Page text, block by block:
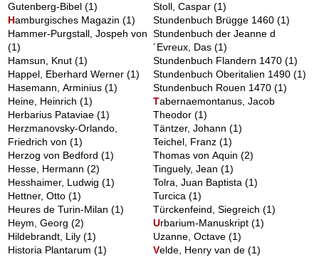
Gutenberg-Bibel(1)
Hamburgisches Magazin(1)
Hammer-Purgstall, Jospeh von
(1)
Hamsun, Knut(1)
Happel, Eberhard Werner(1)
Hasemann, Arminius(1)
Heine, Heinrich(1)
Herbarius Pataviae(1)
Herzmanovsky-Orlando,
Friedrich von(1)
Herzog von Bedford(1)
Hesse, Hermann(2)
Hesshaimer, Ludwig(1)
Hettner, Otto(1)
Heures de Turin-Milan(1)
Heym, Georg(2)
Hildebrandt, Lily(1)
Historia Plantarum(1)
Stoll, Caspar(1)
Stundenbuch Brügge 1460(1)
Stundenbuch der Jeanne d
´Evreux, Das(1)
Stundenbuch Flandern 1470(1)
Stundenbuch Oberitalien 1490(1)
Stundenbuch Rouen 1470(1)
Tabernaemontanus, Jacob
Theodor(1)
Täntzer, Johann(1)
Teichel, Franz(1)
Thomas von Aquin(2)
Tinguely, Jean(1)
Tolra, Juan Baptista(1)
Turcica(1)
Türckenfeind, Siegreich(1)
Urbarium-Manuskript(1)
Uzanne, Octave(1)
Velde, Henry van de(1)